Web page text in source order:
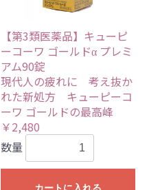
【第3類医薬品】キューピ
ーコーワ ゴールドα プレミ
アム90錠
現代人の疲れに 考え抜か
れた新処方 キューピーコ
ーワ ゴールドの最高峰
￥2,480
数量